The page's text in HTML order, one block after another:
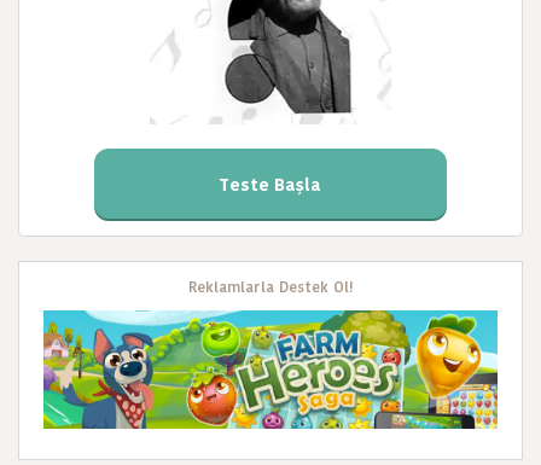
Teste Başla
Reklamlarla Destek Ol!